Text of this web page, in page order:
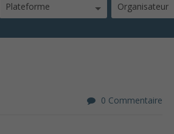
Plateforme Organisateur
0 Commentaire